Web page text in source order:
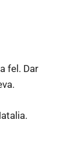
fel. Dar